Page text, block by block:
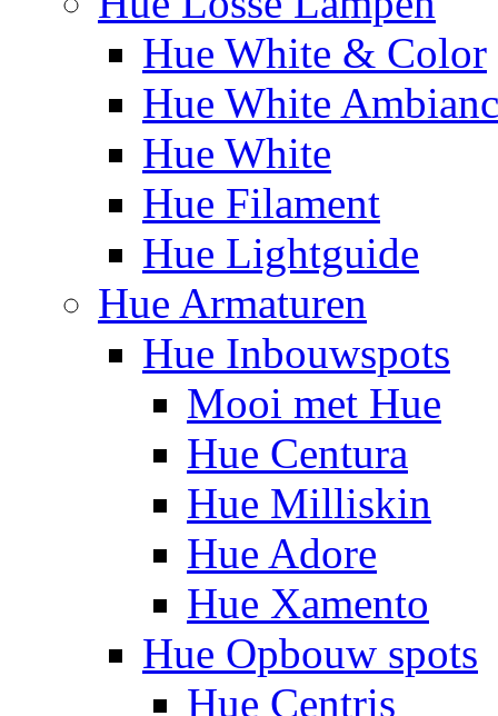
Hue White & Color
Hue White
Hue White
Hue Filament
Hue Lightguide
Hue Armaturen
Hue Inbouwspots
Mooi met Hue
Hue Centura
Hue Milliskin
Hue Adore
Hue Xamento
Hue Opbouw spots
Hue Centris